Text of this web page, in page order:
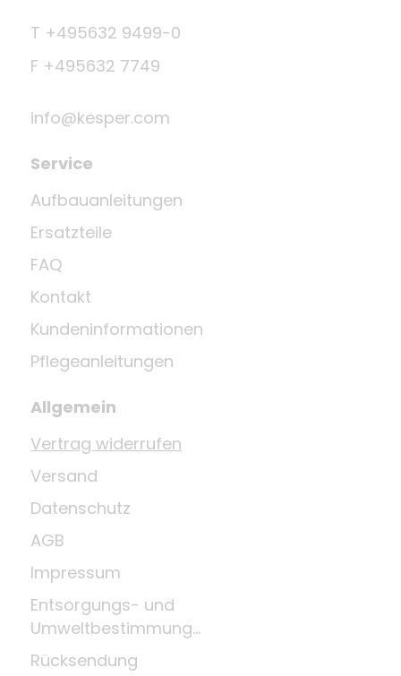
T +495632 9499-0
F +495632 7749
info@kesper.com
Service
Aufbauanleitungen
Ersatzteile
FAQ
Kontakt
Kundeninformationen
Pflegeanleitungen
Allgemein
Vertrag widerrufen
Versand
Datenschutz
AGB
Impressum
Entsorgungs- und
Umweltbestimmungen
Rücksendung